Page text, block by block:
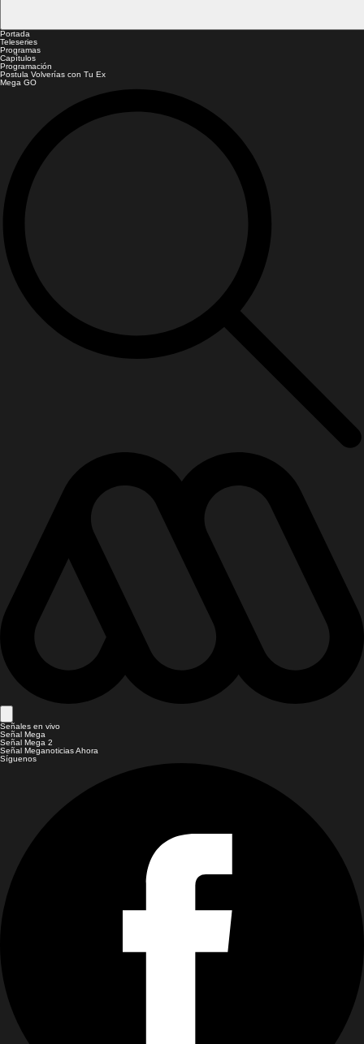
Portada
Teleseries
Programas
Capítulos
Programación
Postula Volverías con Tu Ex
Mega GO
Señales en vivo
Señal Mega
Señal Mega 2
Señal Meganoticias Ahora
Síguenos